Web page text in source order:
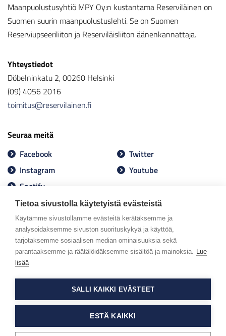
Tietoa sivustolla käytetyistä evästeistä
Käytämme sivustollamme evästeitä kerätäksemme ja
analysoidaksemme sivuston suorituskykyä ja käyttöä,
tarjotaksemme sosiaalisen median ominaisuuksia sekä
parantaaksemme ja räätälöidäksemme sisältöä ja mainoksia. Lue
lisää
SALLI KAIKKI EVÄSTEET
ESTÄ KAIKKI
Maanpuolustusyhtiö MPY Oy:n kustantama Reserviläinen on
Suomen suurin maanpuolustuslehti. Se on Suomen
Reserviupseeriliiton ja Reserviläisliiton äänenkannattaja.
Yhteystiedot
Döbelninkatu 2, 00260 Helsinki
(09) 4056 2016
toimitus@reservilainen.fi
Seuraa meitä
Facebook
Twitter
Instagram
Youtube
Spotify